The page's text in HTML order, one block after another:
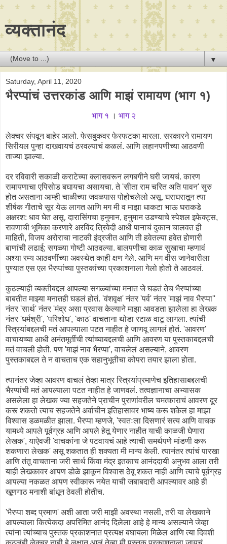
व्यक्तानंद
▼
Saturday, April 11, 2020
भैरप्पांचं उत्तरकांड आणि माझं रामायण (भाग १)
भाग १ । भाग २
लेक्चर संपवून बाहेर आलो. फेसबुकवर फेरफटका मारला. सरकारने रामायण
सिरीयल पुन्हा दाखवायचं ठरवल्याचं कळलं. आणि लहानपणीच्या आठवणी
ताज्या झाल्या.
दर रविवारी सकाळी कराटेच्या क्लासवरून लगबगीने घरी जायचं. कारण
रामायणाचा एपिसोड बघायचा असायचा. ते 'सीता राम चरित अति पावन' सुरु
होत असताना आम्ही चाळीच्या जवळपास पोहोचलेलो असू. घराघरातून त्या
शीर्षक गीताचे सूर येऊ लागत आणि मग मी व माझा धाकटा भाऊ घराकडे
अक्षरश: धाव घेत असू. दारासिंगचा हनुमान, हनुमान उडण्याचे स्पेशल इफेक्ट्स,
रावणाची भूमिका करणारे अरविंद त्रिवेदी आधी पानाचं दुकान चालवत ही
माहिती, विजय अरोराचा नाटकी इंद्रजीत आणि ती हवेतल्या हवेत होणारी
बाणांची लढाई; सगळ्या गोष्टी आठवल्या. बालपणीचा काळ सुखाचा म्हणावं
अश्या रम्य आठवणींच्या अवस्थेत काही क्षण गेले. आणि मग वीस जानेवारीला
पुण्यात एस एल भैरप्पांच्या पुस्तकांच्या प्रकाशनाला गेलो होतो ते आठवलं.
कुठल्याही व्यक्तीबद्दल आपल्या सगळ्यांच्या मनात जे घडतं तेच भैरप्पांच्या
बाबतीत माझ्या मनातही घडलं होतं. 'वंशवृक्ष' नंतर 'पर्व' नंतर 'माझं नाव भैरप्पा''
नंतर 'सार्थ' नंतर 'मंद्र असा प्रवास केल्याने माझा आवडता झालेला हा लेखक
नंतर 'धर्मश्री', 'परिशोध', 'काठ' वाचताना थोडा रटाळ वाटू लागला. त्यांची
स्त्रियांबद्दलची मतं आपल्याला पटत नाहीत हे जाणवू लागलं होतं. 'आवरण'
वाचायच्या आधी अनंतमूर्तीची त्यांच्याबद्दलची आणि आवरण या पुस्तकाबद्दलची
मतं वाचली होती. पण 'माझं नाव भैरप्पा', वाचलेलं असल्याने, आवरण
पुस्तकाबद्दल ते न वाचताच एक सहानुभूतीचा कोपरा तयार झाला होता.
त्यानंतर जेव्हा आवरण वाचलं तेव्हा मात्र स्त्रियांप्रमाणेच इतिहासाबद्दलची
भैरप्पांची मतं आपल्याला पटत नाहीत हे जाणवलं. तत्वज्ञानाचा अभ्यासक
असलेला हा लेखक ज्या सहजतेने प्राचीन पुराणांवरील चमत्काराचं आवरण दूर
करू शकतो त्याच सहजतेने अर्वाचीन इतिहासावर भाष्य करू शकेल हा माझा
विश्वास डळमळीत झाला. भैरप्पा म्हणजे, 'स्वतःला दिसणारं सत्य आणि वाचक
यामध्ये आपले पूर्वग्रह आणि आपले हेतू येणार नाहीत याची काळजी घेणारा
लेखक', याऐवजी 'वाचकांना जे पटवायचं आहे त्याची समर्थपणे मांडणी करू
शकणारा लेखक' असू शकतात ही शक्यता मी मान्य केली. त्यानंतर त्यांचं पारखा
आणि तंतू वाचताना जरी सार्थ किंवा मंद्र इतकाच आनंददायी अनुभव आला तरी
याही लेखकावर आपण डोळे झाकून विश्वास ठेवू शकत नाही आणि त्याचे पूर्वग्रह
आपल्या नकळत आपण स्वीकारू नयेत याची जबाबदारी आपल्यावर आहे ही
खूणगाठ मनाशी बांधून ठेवली होतीच.
'भैरप्पा शब्द प्रमाण' अशी आता जरी माझी अवस्था नसली, तरी या लेखकाने
आपल्याला कित्येकदा अपरिमित आनंद दिलेला आहे हे मान्य असल्याने जेव्हा
त्यांना त्यांच्याच पुस्तक प्रकाशनात प्रत्यक्ष बघायला मिळेल आणि त्या दिवशी